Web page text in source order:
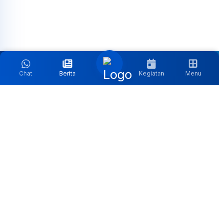
Follow Media Sosial Kami:
Chat Berita Kegiatan Menu